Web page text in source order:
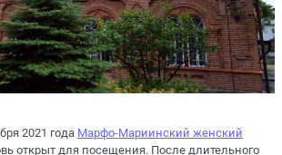
2021 года Марфо-Мариинский женский
открыт для посещения. После длительного